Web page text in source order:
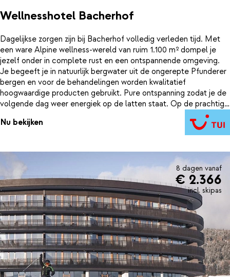
Wellnesshotel Bacherhof
Dagelijkse zorgen zijn bij Bacherhof volledig verleden tijd. Met
een ware Alpine wellness-wereld van ruim 1.100 m² dompel je
jezelf onder in complete rust en een ontspannende omgeving.
Je begeeft je in natuurlijk bergwater uit de ongerepte Pfunderer
bergen en voor de behandelingen worden kwalitatief
hoogwaardige producten gebruikt. Pure ontspanning zodat je de
volgende dag weer energiek op de latten staat. Op de prachtige
afdalingen, geschikt voor beginners en gevorderden, roetsj je zo
die berg af! Na het skiën is het gastronomisch genieten in het
restaurant. Volg je neus en je komt terecht bij de keukentuin. Hier
restaurant geserveerd wordt. Waar wacht je nog op?
Nu bekijken
8 dagen vanaf
€ 2.366
incl. skipas